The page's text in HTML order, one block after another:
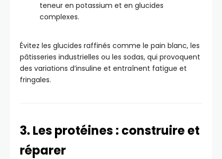
teneur en potassium et en glucides
complexes.
Évitez les glucides raffinés comme le pain blanc, les
pâtisseries industrielles ou les sodas, qui provoquent
des variations d’insuline et entraînent fatigue et
fringales.
3. Les protéines : construire et
réparer